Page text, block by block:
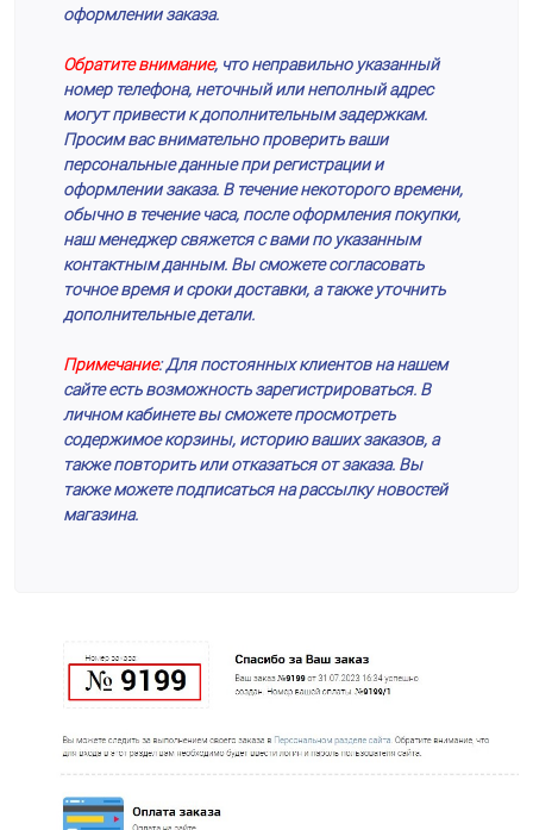
оформлении заказа.
Обратите внимание, что неправильно указанный
номер телефона, неточный или неполный адрес
могут привести к дополнительным задержкам.
Просим вас внимательно проверить ваши
персональные данные при регистрации и
оформлении заказа. В течение некоторого времени,
обычно в течение часа, после оформления покупки,
наш менеджер свяжется с вами по указанным
контактным данным. Вы сможете согласовать
точное время и сроки доставки, а также уточнить
дополнительные детали.
Примечание: Для постоянных клиентов на нашем
сайте есть возможность зарегистрироваться. В
личном кабинете вы сможете просмотреть
содержимое корзины, историю ваших заказов, а
также повторить или отказаться от заказа. Вы
также можете подписаться на рассылку новостей
магазина.